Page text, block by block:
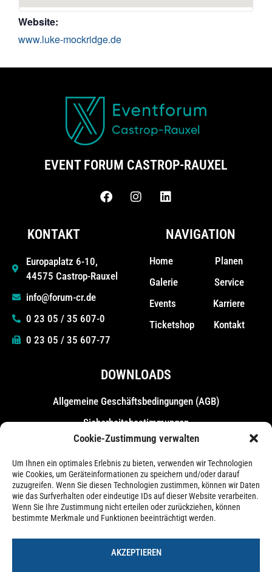
Cookie-Zustimmung verwalten
Um Ihnen ein optimales Erlebnis zu bieten, verwenden wir Technologien
wie Cookies, um Geräteinformationen zu speichern und/oder darauf
zuzugreifen. Wenn Sie diesen Technologien zustimmen, können wir Daten
wie das Surfverhalten oder eindeutige IDs auf dieser Website verarbeiten.
Wenn Sie Ihre Zustimmung nicht erteilen oder zurückziehen, können
bestimmte Merkmale und Funktionen beeinträchtigt werden.
AKZEPTIEREN
Website:
www.luke-mockridge.de
EVENT FORUM CASTROP-RAUXEL
KONTAKT
Europaplatz 6-10,
44575 Castrop-Rauxel
info@forum-cr.de
0 23 05 / 35 607-0
0 23 05 / 35 607-77
NAVIGATION
Home
Galerie
Events
Ticketshop
Planen
Service
Karriere
Kontakt
DOWNLOADS
Allgemeine Geschäfts­bedingungen (AGB)
Sicherheitsbestimmungen
Messebestimmungen